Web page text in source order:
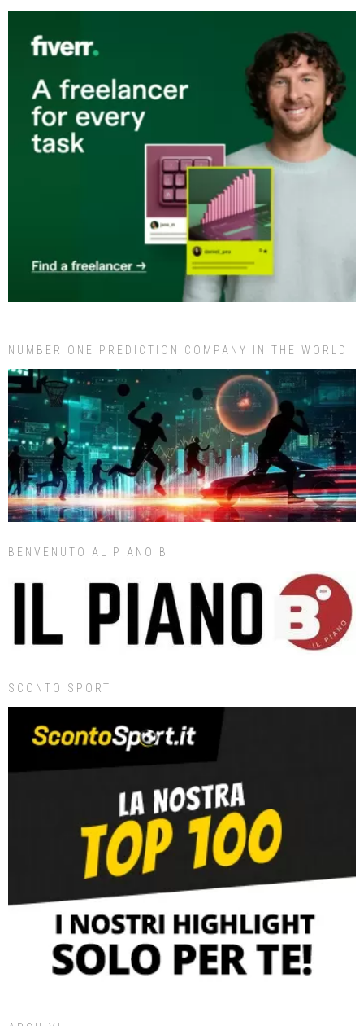
NUMBER ONE PREDICTION COMPANY IN THE WORLD
BENVENUTO AL PIANO B
SCONTO SPORT